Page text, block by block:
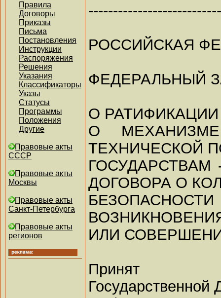
Правила
Договоры
Приказы
Письма
Постановления
Инструкции
Распоряжения
Решения
Указания
Классификаторы
Указы
Статусы
Программы
Положения
Другие
Правовые акты
СССР
Правовые акты
Москвы
Правовые акты
Санкт-Петербурга
Правовые акты
регионов
РОССИЙСКАЯ
ФЕДЕРАЛЬНЫЙ
О
О
ТЕХНИЧЕСКОЙ
ДОГОВОРА О
ИЛИ
Принят
Государственной